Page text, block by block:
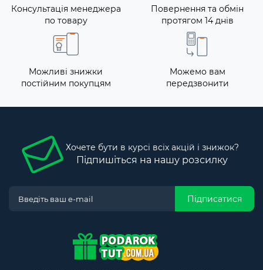
Консультація менеджера
по товару
Повернення та обмін
протягом 14 днів
Можливі знижки
постійним покупцям
Можемо вам
передзвонити
Хочете бути в курсі всіх акцій і знижок?
Підпишіться на нашу розсилку
Підписатися